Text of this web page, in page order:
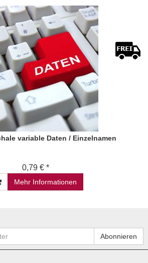
variable Daten / Einzelnamen
0,79 € *
Mehr Informationen
Abonnieren